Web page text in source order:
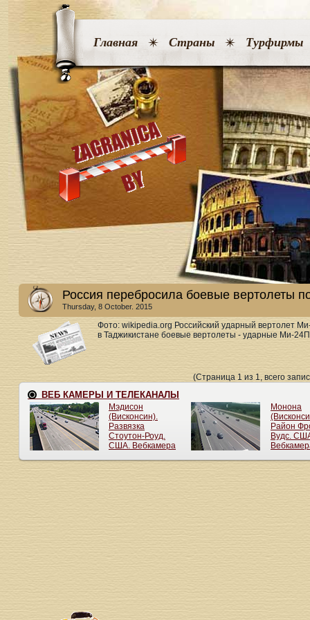
Главная Страны Турфирмы
Россия перебросила боевые вертолеты
Thursday, 8 October. 2015
Фото: wikipedia.org Российский ударный вертолет
в Таджикистане боевые вертолеты - ударные Ми-
(Страница 1 из 1, всего